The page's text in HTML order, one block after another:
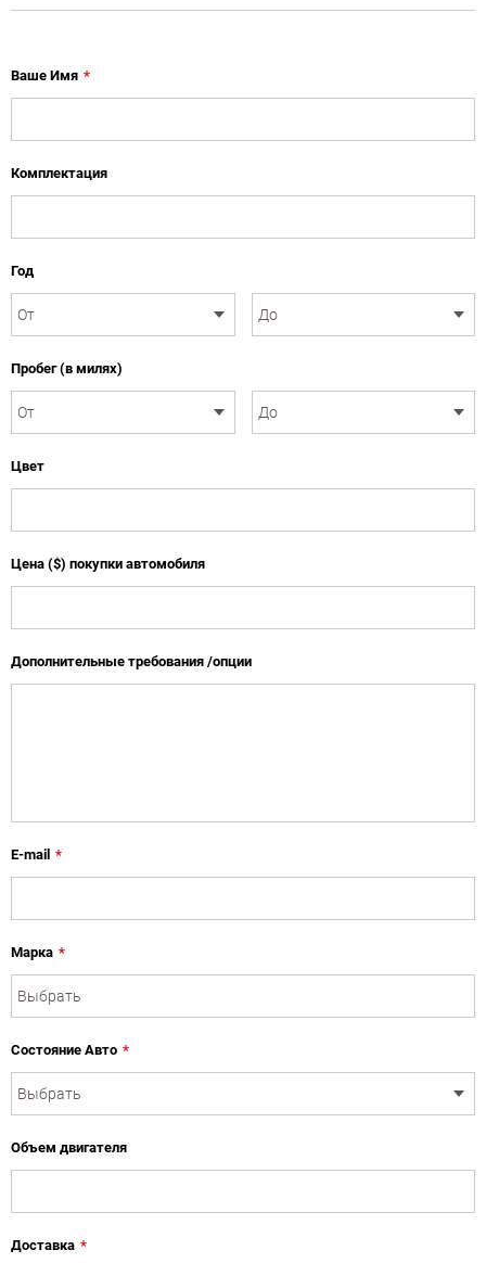
Ваше Имя *
Комплектация
Год
Пробег (в милях)
Цвет
Цена ($) покупки автомобиля
Дополнительные требования /опции
E-mail *
Марка *
Состояние Авто *
Объем двигателя
Доставка *